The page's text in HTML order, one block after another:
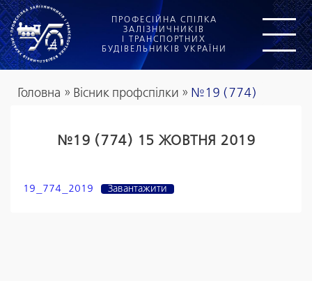
ПРОФЕСІЙНА СПІЛКА
ЗАЛІЗНИЧНИКІВ
І ТРАНСПОРТНИХ
БУДІВЕЛЬНИКІВ УКРАЇНИ
Головна » Вісник профспілки » №19 (774)
№19 (774) 15 ЖОВТНЯ 2019
19_774_2019 Завантажити